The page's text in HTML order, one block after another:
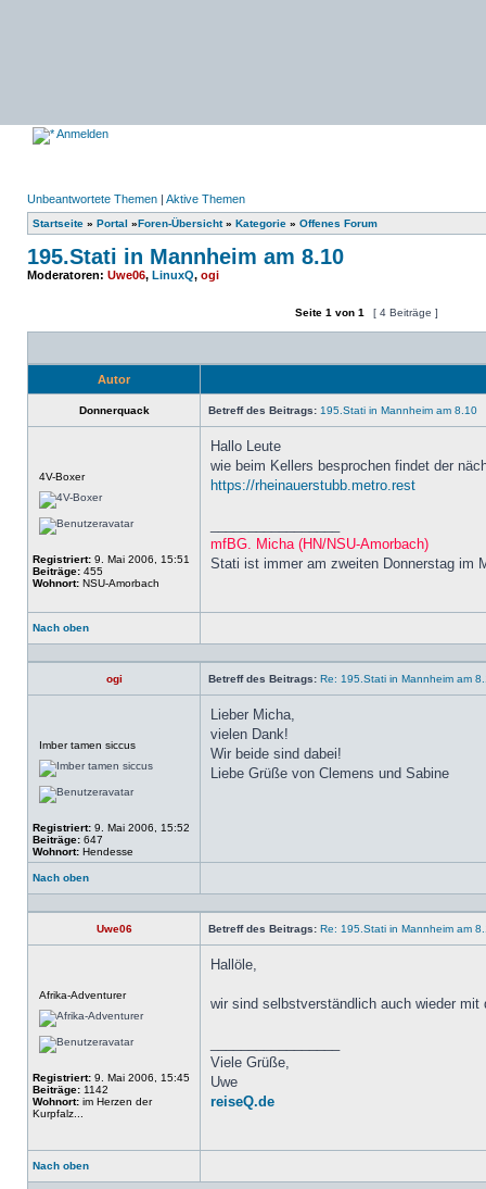
Anmelden
Unbeantwortete Themen | Aktive Themen
Startseite » Portal »Foren-Übersicht» Kategorie » Offenes Forum
195.Stati in Mannheim am 8.10
Moderatoren: Uwe06, LinuxQ, ogi
Ein neues Thema erstellenAuf das Thema antworten
Seite 1 von 1 [ 4 Beiträge ]
Autor
Donnerquack Betreff des Beitrags: 195.Stati in Mannheim am 8.10
4V-Boxer
Registriert: 9. Mai 2006, 15:51
Beiträge: 455
Wohnort: NSU-Amorbach
Hallo Leute
wie beim Kellers besprochen findet der
https://rheinauerstubb.metro.rest
mfBG. Micha (HN/NSU-Amorbach)
Stati ist immer am zweiten Donnerstag im
Nach oben
Profil
ogi Betreff des Beitrags: Re: 195.Stati in Mannheim am
Imber tamen siccus
Registriert: 9. Mai 2006, 15:52
Beiträge: 647
Wohnort: Hendesse
Lieber Micha,
vielen Dank!
Wir beide sind dabei!
Liebe Grüße von Clemens und Sabine
Nach oben
Profil
Uwe06 Betreff des Beitrags: Re: 195.Stati in Mannheim am
Afrika-Adventurer
Registriert: 9. Mai 2006, 15:45
Beiträge: 1142
Wohnort: im Herzen der
Kurpfalz...
Hallöle,
wir sind selbstverständlich auch wieder mit
Viele Grüße,
Uwe
reiseQ.de
Nach oben
Profil